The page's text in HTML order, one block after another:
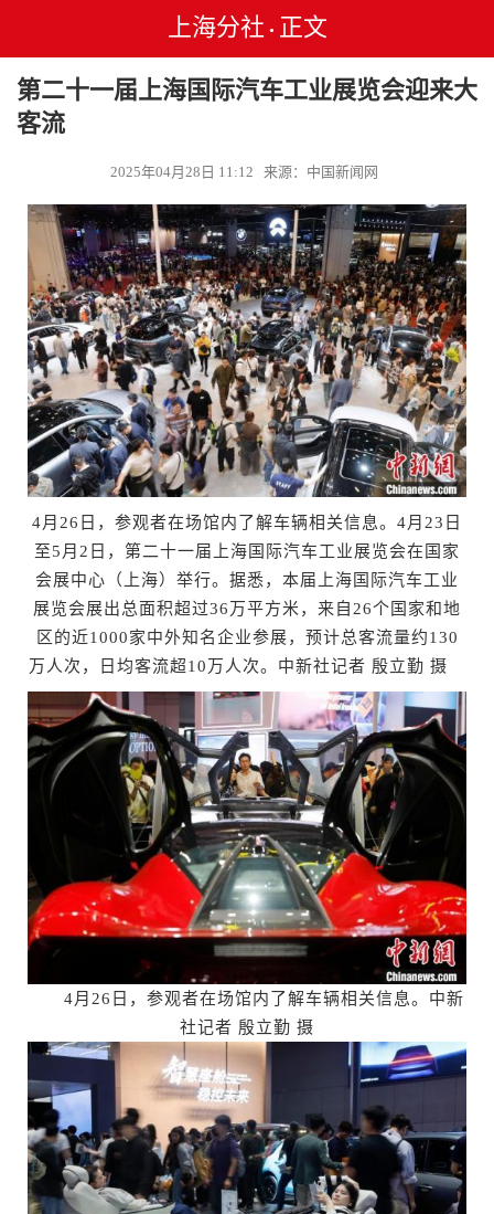
上海分社 • 正文
第二十一届上海国际汽车工业展览会迎来大
客流
2025年04月28日 11:12 来源：中国新闻网
4月26日，参观者在场馆内了解车辆相关信息。4月23日
至5月2日，第二十一届上海国际汽车工业展览会在国家
会展中心（上海）举行。据悉，本届上海国际汽车工业
展览会展出总面积超过36万平方米，来自26个国家和地
区的近1000家中外知名企业参展，预计总客流量约130
万人次，日均客流超10万人次。中新社记者 殷立勤 摄
4月26日，参观者在场馆内了解车辆相关信息。中新
社记者 殷立勤 摄